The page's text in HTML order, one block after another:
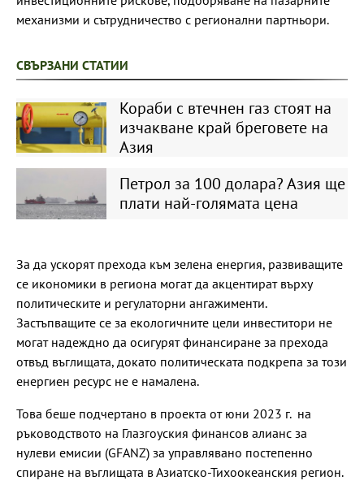
механизми и сътрудничество с регионални партньори.
СВЪРЗАНИ СТАТИИ
Кораби с втечнен газ стоят на
изчакване край бреговете на
Азия
Петрол за 100 долара? Азия ще
плати най-голямата цена
За да ускорят прехода към зелена енергия, развиващите
се икономики в региона могат да акцентират върху
политическите и регулаторни ангажименти.
Застъпващите се за екологичните цели инвеститори не
могат надеждно да осигурят финансиране за прехода
отвъд въглищата, докато политическата подкрепа за този
енергиен ресурс не е намалена.
Това беше подчертано в проекта от юни 2023 г. на
ръководството на Глазгоуския финансов алианс за
нулеви емисии (GFANZ) за управлявано постепенно
спиране на въглищата в Азиатско-Тихоокеанския регион.